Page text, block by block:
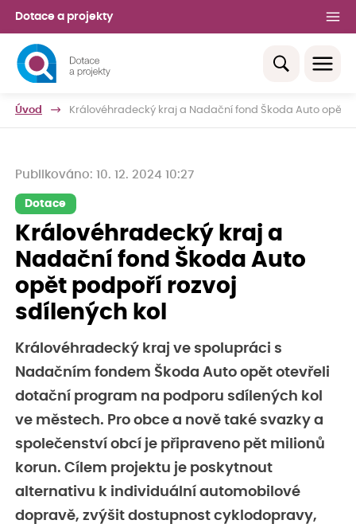
Dotace a projekty
Úvod Královéhradecký kraj a Nadační fond Škoda Auto opět
Publikováno: 10. 12. 2024 10:27
Dotace
Královéhradecký kraj a
Nadační fond Škoda Auto
opět podpoří rozvoj
sdílených kol
Královéhradecký kraj ve spolupráci s
Nadačním fondem Škoda Auto opět otevřeli
dotační program na podporu sdílených kol
ve městech. Pro obce a nově také svazky a
společenství obcí je připraveno pět milionů
korun. Cílem projektu je poskytnout
alternativu k individuální automobilové
dopravě, zvýšit dostupnost cyklodopravy,